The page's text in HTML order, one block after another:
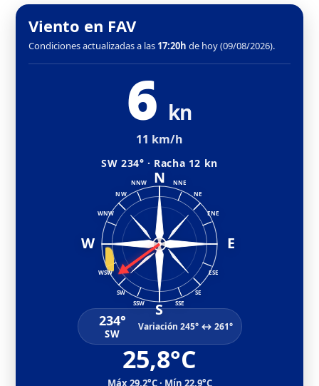
Viento en FAV
Condiciones actualizadas a las 17:20h de hoy (09/08/2026).
6 kn
11 km/h
SW 234° · Racha 12 kn
N
E
S
W
NNE
NE
ENE
ESE
SE
SSE
SSW
SW
WSW
WNW
NW
NNW
234°
SW
Variación 245° ↔ 261°
25,8°C
Máx 29,2°C · Mín 22,9°C